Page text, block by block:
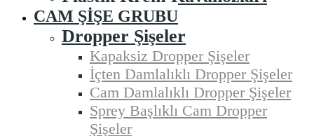
CAM ŞIŞE GRUBU
Dropper Şişeler
Kapaksiz Dropper Şişeler
İçten Damlalıklı Dropper Şişeler
Cam Damlalıklı Dropper Şişeler
Sprey Başlıklı Cam Dropper
Şişeler